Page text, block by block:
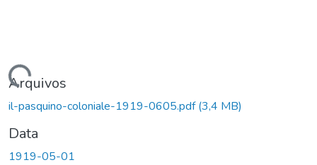
Carregando...
Arquivos
il-pasquino-coloniale-1919-0605.pdf(3,4 MB)
Data
1919-05-01